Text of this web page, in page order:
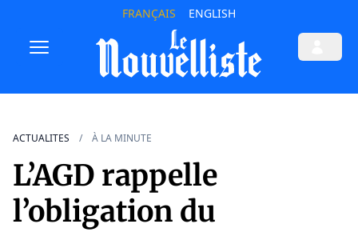
FRANÇAIS ENGLISH
ACTUALITES À LA MINUTE
L’AGD rappelle
l’obligation du